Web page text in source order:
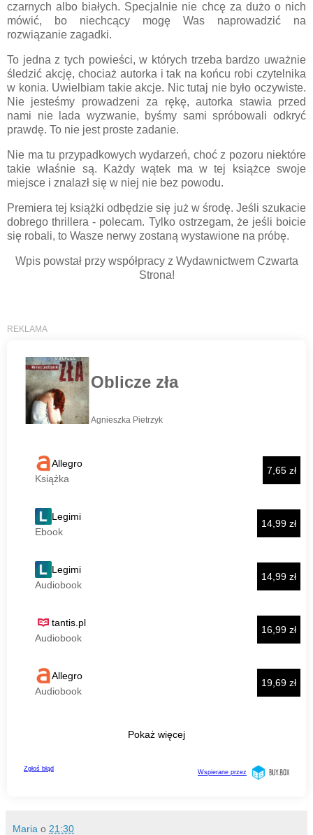
czarnych albo białych. Specjalnie nie chcę za dużo o nich
mówić, bo niechcący mogę Was naprowadzić na
rozwiązanie zagadki.
To jedna z tych powieści, w których trzeba bardzo uważnie
śledzić akcję, chociaż autorka i tak na końcu robi czytelnika
w konia. Uwielbiam takie akcje. Nic tutaj nie było oczywiste.
Nie jesteśmy prowadzeni za rękę, autorka stawia przed
nami nie lada wyzwanie, byśmy sami spróbowali odkryć
prawdę. To nie jest proste zadanie.
Nie ma tu przypadkowych wydarzeń, choć z pozoru niektóre
takie właśnie są. Każdy wątek ma w tej książce swoje
miejsce i znalazł się w niej nie bez powodu.
Premiera tej książki odbędzie się już w środę. Jeśli szukacie
dobrego thrillera - polecam. Tylko ostrzegam, że jeśli boicie
się robali, to Wasze nerwy zostaną wystawione na próbę.
Wpis powstał przy współpracy z Wydawnictwem Czwarta
Strona!
Maria o 21:30